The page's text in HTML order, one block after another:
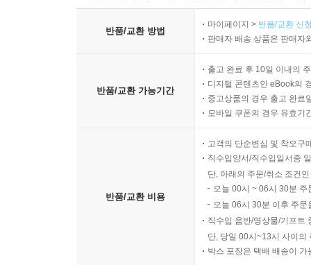
반품/교환 방법
마이페이지 > 반품/교환 신
판매자 배송 상품은 판매자
반품/교환 가능기간
출고 완료 후 10일 이내의
디지털 콘텐츠인 eBook의
중고상품의 경우 출고 완료
모바일 쿠폰의 경우 유효기
반품/교환 비용
고객의 단순변심 및 착오구
직수입양서/직수입일서중
단, 아래의 주문/취소 조건
오늘 00시 ~ 06시 30분
오늘 06시 30분 이후 주
직수입 음반/영상물/기프트
단, 당일 00시~13시 사이의
박스 포장은 택배 배송이